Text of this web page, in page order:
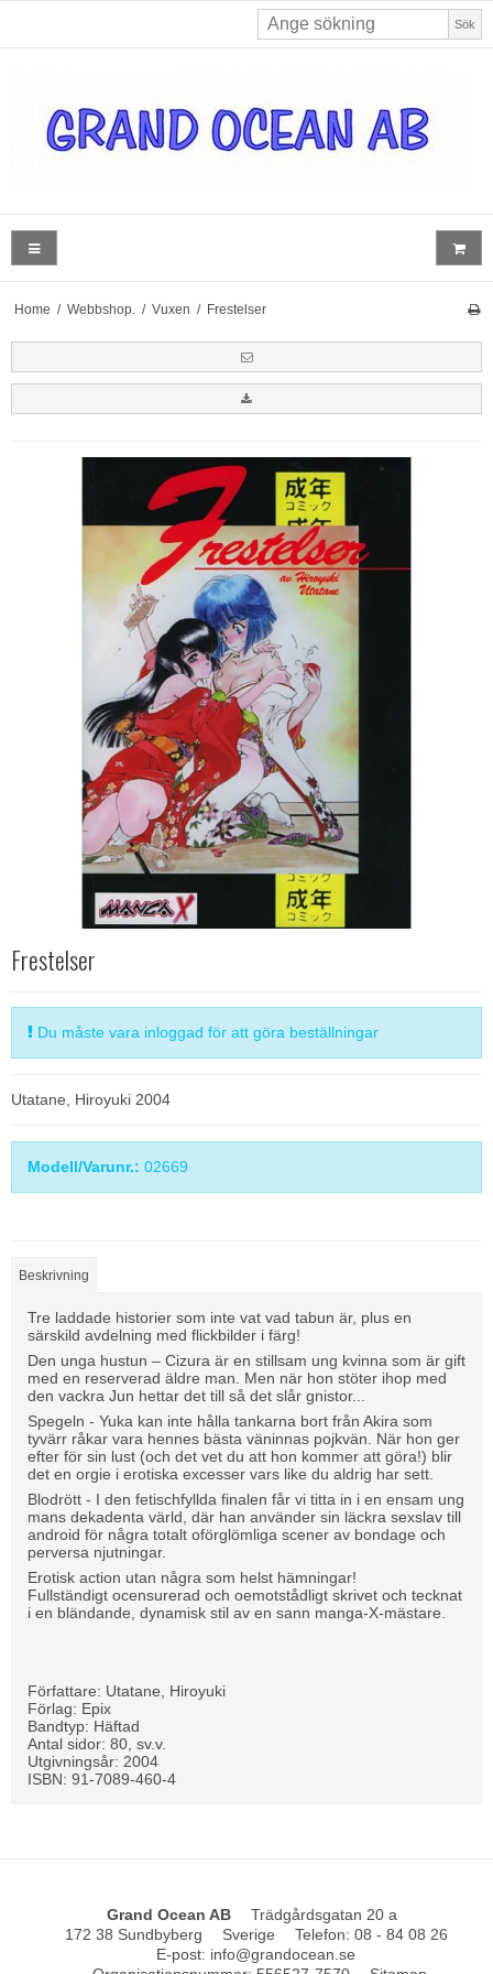
Sök
Home / Webbshop. / Vuxen / Frestelser
Frestelser
Du måste vara inloggad för att göra beställningar
Utatane, Hiroyuki 2004
Modell/Varunr.: 02669
Beskrivning
Tre laddade historier som inte vat vad tabun är, plus en
särskild avdelning med flickbilder i färg!
Den unga hustun – Cizura är en stillsam ung kvinna som är gift
med en reserverad äldre man. Men när hon stöter ihop med
den vackra Jun hettar det till så det slår gnistor...
Spegeln - Yuka kan inte hålla tankarna bort från Akira som
tyvärr råkar vara hennes bästa väninnas pojkvän. När hon ger
efter för sin lust (och det vet du att hon kommer att göra!) blir
det en orgie i erotiska excesser vars like du aldrig har sett.
Blodrött - I den fetischfyllda finalen får vi titta in i en ensam ung
mans dekadenta värld, där han använder sin läckra sexslav till
android för några totalt oförglömliga scener av bondage och
perversa njutningar.
Erotisk action utan några som helst hämningar!
Fullständigt ocensurerad och oemotstådligt skrivet och tecknat
i en bländande, dynamisk stil av en sann manga-X-mästare.
Författare: Utatane, Hiroyuki
Förlag: Epix
Bandtyp: Häftad
Antal sidor: 80, sv.v.
Utgivningsår: 2004
ISBN: 91-7089-460-4
Grand Ocean AB
Trädgårdsgatan 20 a
172 38 Sundbyberg
Sverige Telefon: 08 - 84 08 26
E-post: info@grandocean.se